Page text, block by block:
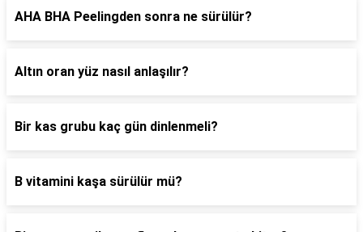
AHA BHA Peelingden sonra ne sürülür?
Altın oran yüz nasıl anlaşılır?
Bir kas grubu kaç gün dinlenmeli?
B vitamini kaşa sürülür mü?